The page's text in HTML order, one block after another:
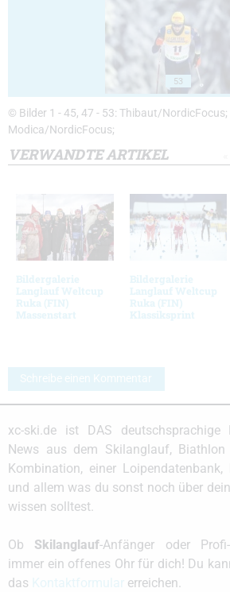
53
© Bilder 1 - 45, 47 - 53: Thibaut/NordicFocus;
Modica/NordicFocus;
VERWANDTE ARTIKEL
Bildergalerie
Langlauf Weltcup
Ruka (FIN)
Massenstart
Bildergalerie
Langlauf Weltcup
Ruka (FIN)
Klassiksprint
Schreibe einen Kommentar
xc-ski.de ist DAS
News aus dem Skilanglauf,
Kombination, einer Loipendatenbank,
und allem was du sonst noch über
wissen solltest.
Ob Skilanglauf-Anfänger oder
immer ein offenes Ohr für dich! Du
das
erreichen.